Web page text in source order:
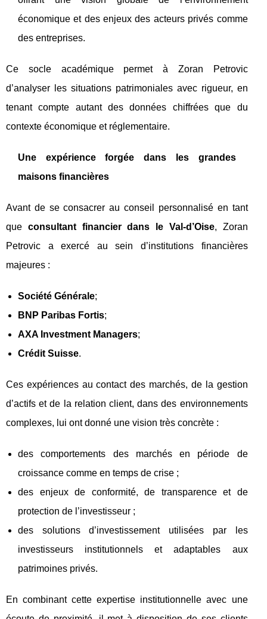
économique et des enjeux des acteurs privés comme
des entreprises.
Ce socle académique permet à Zoran Petrovic
d’analyser les situations patrimoniales avec rigueur, en
tenant compte autant des données chiffrées que du
contexte économique et réglementaire.
Une expérience forgée dans les grandes
maisons financières
Avant de se consacrer au conseil personnalisé en tant
que consultant financier dans le Val-d’Oise, Zoran
Petrovic a exercé au sein d’institutions financières
majeures :
Société Générale;
BNP Paribas Fortis;
AXA Investment Managers;
Crédit Suisse.
Ces expériences au contact des marchés, de la gestion
d’actifs et de la relation client, dans des environnements
complexes, lui ont donné une vision très concrète :
des comportements des marchés en période de
croissance comme en temps de crise ;
des enjeux de conformité, de transparence et de
protection de l’investisseur ;
des solutions d’investissement utilisées par les
investisseurs institutionnels et adaptables aux
patrimoines privés.
En combinant cette expertise institutionnelle avec une